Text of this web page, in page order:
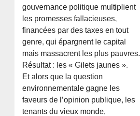
gouvernance politique multiplient
les promesses fallacieuses,
financées par des taxes en tout
genre, qui épargnent le capital
mais massacrent les plus pauvres.
Résultat : les « Gilets jaunes ».
Et alors que la question
environnementale gagne les
faveurs de l’opinion publique, les
tenants du vieux monde,